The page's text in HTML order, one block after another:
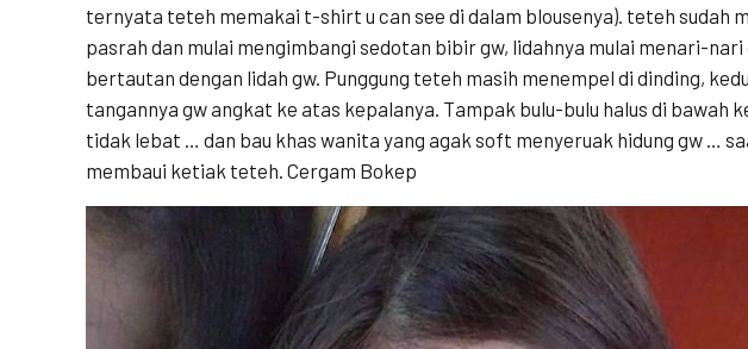
ternyata teteh memakai t-shirt u can see di dalam blousenya). teteh sudah
pasrah dan mulai mengimbangi sedotan bibir gw, lidahnya mulai menari-nari
bertautan dengan lidah gw. Punggung teteh masih menempel di dinding,
tangannya gw angkat ke atas kepalanya. Tampak bulu-bulu halus di bawah
tidak lebat … dan bau khas wanita yang agak soft menyeruak hidung gw …
membaui ketiak teteh. Cergam Bokep